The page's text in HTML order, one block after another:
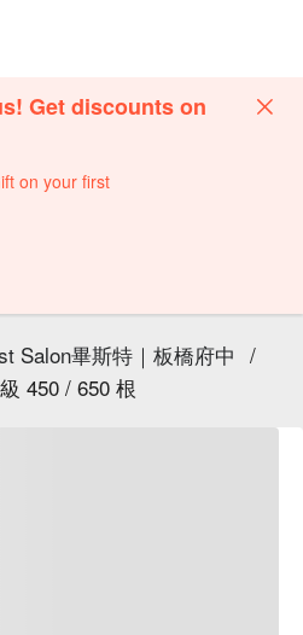
Get discounts on
on your first
Salon畢斯特｜板橋府中 /
450 / 650 根